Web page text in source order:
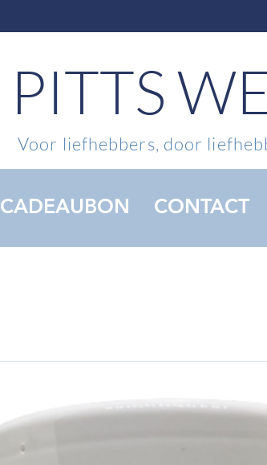
PITTS
Voor liefhebbers, door
CADEAUBON CONTACT